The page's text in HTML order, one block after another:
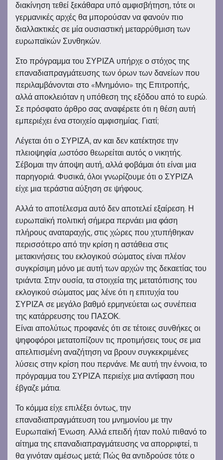
διακίνηση τεθεί ξεκάθαρα υπό αμφισβήτηση, τότε οι
γερμανικές αρχές θα μπορούσαν να φανούν πιο
διαλλακτικές σε μία ουσιαστική μεταρρύθμιση των
ευρωπαϊκών Συνθηκών.
Στο πρόγραμμα του ΣΥΡΙΖΑ υπήρχε ο στόχος της
επαναδιαπραγμάτευσης των όρων των δανείων που
περιλαμβάνονται στο «Μνημόνιο» της Επιτροπής,
αλλά αποκλειόταν η υπόθεση της εξόδου από το ευρώ.
Σε πρόσφατο άρθρο σας αναφέρετε ότι η θέση αυτή
εμπεριέχει ένα στοιχείο αμφισημίας. Γιατί;
Λέγεται ότι ο ΣΥΡΙΖΑ, αν και δεν κατέκτησε την
πλειοψηφία ,ωστόσο θεωρείται αυτός ο νικητής.
Σέβομαι την άποψη αυτή, αλλά φοβάμαι ότι είναι μια
παρηγοριά. Φυσικά, όλοι γνωρίζουμε ότι ο ΣΥΡΙΖΑ
είχε μια τεράστια αύξηση σε ψήφους.
Αλλά το αποτέλεσμα αυτό δεν αποτελεί εξαίρεση. Η
ευρωπαϊκή πολιτική σήμερα περνάει μια φάση
πλήρους αναταραχής, στις χώρες που χτυπήθηκαν
περισσότερο από την κρίση η αστάθεια στις
μετακινήσεις του εκλογικού σώματος είναι πλέον
συγκρίσιμη μόνο με αυτή των αρχών της δεκαετίας του
τριάντα. Στην ουσία, τα στοιχεία της μετατόπισης του
εκλογικού σώματος μας λένε ότι η επιτυχία του
ΣΥΡΙΖΑ σε μεγάλο βαθμό ερμηνεύεται ως συνέπεια
της κατάρρευσης του ΠΑΣΟΚ.
Είναι απολύτως προφανές ότι σε τέτοιες συνθήκες οι
ψηφοφόροι μετατοπίζουν τις προτιμήσεις τους σε μια
απελπισμένη αναζήτηση να βρουν συγκεκριμένες
λύσεις στην κρίση που περνάνε. Με αυτή την έννοια, το
πρόγραμμα του ΣΥΡΙΖΑ περιείχε μια αντίφαση που
έβγαζε μάτια.
Το κόμμα είχε επιλέξει όντως, την
επαναδιαπραγμάτευση του μνημονίου με την
Ευρωπαϊκή Ένωση. Αλλά επειδή ήταν πολύ πιθανό το
αίτημα της επαναδιαπραγμάτευσης να απορριφτεί, τι
θα γινόταν αμέσως μετά; Πώς θα αντιδρούσε τότε ο